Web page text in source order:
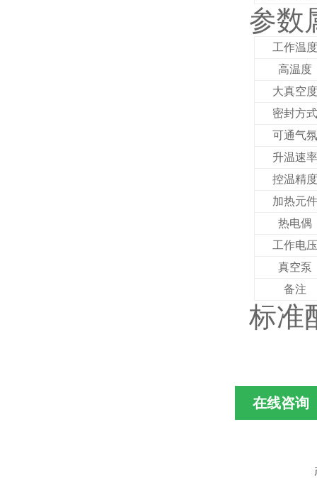
参数
工作温
高温度
大真空
密封方
可通气
升温速
控温精
加热元
热电偶
工作电
真空泵
备注
标准
在线咨询